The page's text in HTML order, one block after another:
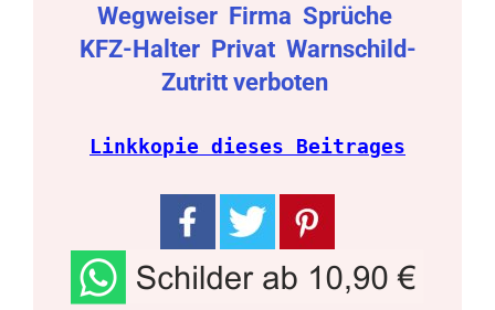
Wegweiser Firma Sprüche
KFZ-Halter Privat Warnschild-
Zutritt verboten
Linkkopie dieses Beitrages